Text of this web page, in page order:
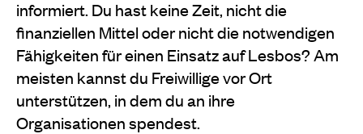
informiert. Du hast keine Zeit, nicht die
finanziellen Mittel oder nicht die notwendigen
Fähigkeiten für einen Einsatz auf Lesbos? Am
meisten kannst du Freiwillige vor Ort
unterstützen, in dem du an ihre
Organisationen spendest.